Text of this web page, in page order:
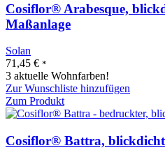
Cosiflor® Arabesque,
Maßanlage
Solan
71,45 € *
3 aktuelle Wohnfarben!
Zur Wunschliste hinzufügen
Zum Produkt
Cosiflor® Battra,